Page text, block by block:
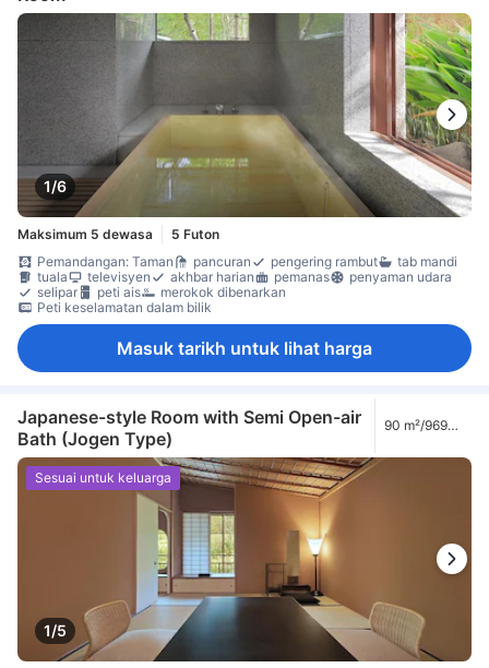
1/6
Maksimum 5 dewasa
5 Futon
Pemandangan: Taman
pancuran pengering rambut
tab mandi
tuala
televisyen akhbar harian pemanas
penyaman udara
selipar
peti ais
merokok dibenarkan
Peti keselamatan dalam bilik
Masuk tarikh untuk lihat harga
Japanese-style Room with Semi Open-air
Bath (Jogen Type)
90 m²/969
1/5
Sesuai untuk keluarga